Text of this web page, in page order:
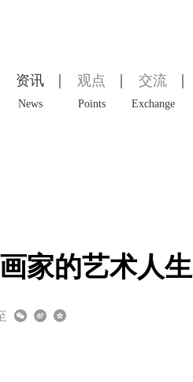
资讯
News
观点
Points
交流
Exchange
家的艺术人生